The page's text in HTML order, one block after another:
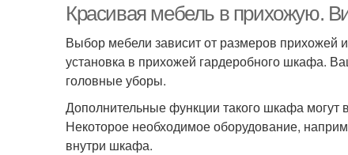
Красивая мебель в прихожую.
Выбор мебели зависит от размеров прихожей
установка в прихожей гардеробного шкафа.
головные уборы.
Дополнительные функции такого шкафа могут
Некоторое необходимое оборудование,
внутри шкафа.